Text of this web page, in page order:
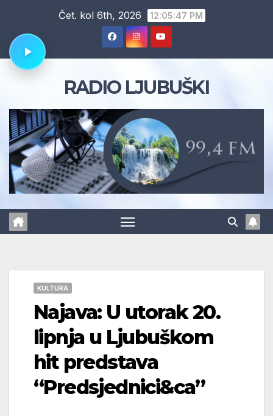
content
Čet. kol 6th, 2026 12:05:48 PM
RADIO LJUBUŠKI
KULTURA
Najava: U utorak 20.
lipnja u Ljubuškom
hit predstava
“Predsjednici&ca”